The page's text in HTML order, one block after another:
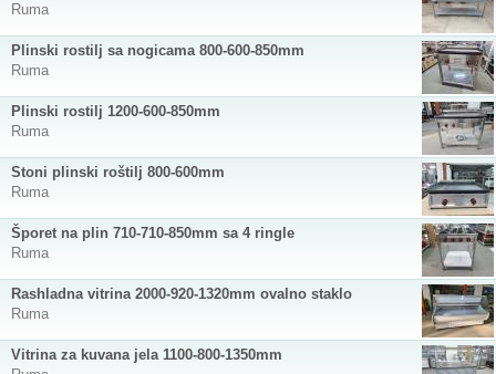
Ruma
Plinski rostilj sa nogicama 800-600-850mm
Ruma
Plinski rostilj 1200-600-850mm
Ruma
Stoni plinski roštilj 800-600mm
Ruma
Šporet na plin 710-710-850mm sa 4 ringle
Ruma
Rashladna vitrina 2000-920-1320mm ovalno staklo
Ruma
Vitrina za kuvana jela 1100-800-1350mm